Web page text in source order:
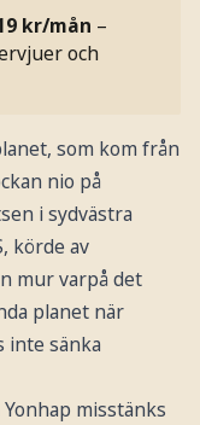
kr/mån –
och
som kom från
nio på
i sydvästra
körde av
mur varpå det
planet när
inte sänka
misstänks